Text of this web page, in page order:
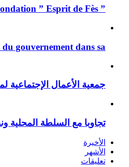
” Affaire Fondation ” Esprit de Fès ”...
gouvernement dans sa ...
جمعية الأعمال
تجاوبا مع السلطة المحلية
الأخيرة
الأشهر
تعليقات